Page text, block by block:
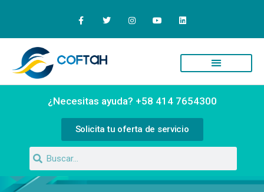
¿Necesitas ayuda? +58 414 7654300
Solicita tu oferta de servicio